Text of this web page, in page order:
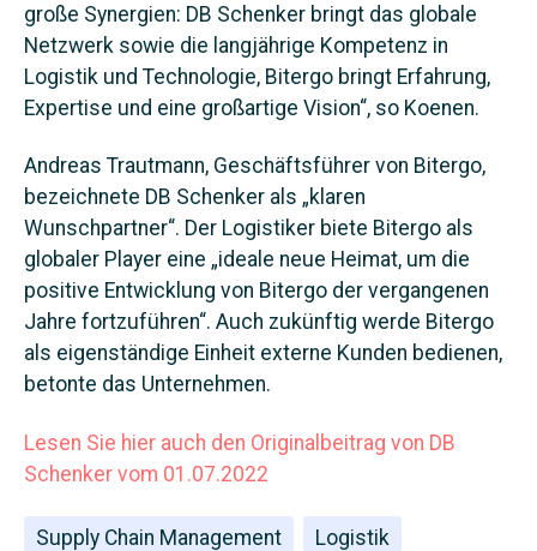
große Synergien: DB Schenker bringt das globale
Netzwerk sowie die langjährige Kompetenz in
Logistik und Technologie, Bitergo bringt Erfahrung,
Expertise und eine großartige Vision“, so Koenen.
Andreas Trautmann, Geschäftsführer von Bitergo,
bezeichnete DB Schenker als „klaren
Wunschpartner“. Der Logistiker biete Bitergo als
globaler Player eine „ideale neue Heimat, um die
positive Entwicklung von Bitergo der vergangenen
Jahre fortzuführen“. Auch zukünftig werde Bitergo
als eigenständige Einheit externe Kunden bedienen,
betonte das Unternehmen.
Lesen Sie hier auch den Originalbeitrag von DB
Schenker vom 01.07.2022
Supply Chain Management Logistik